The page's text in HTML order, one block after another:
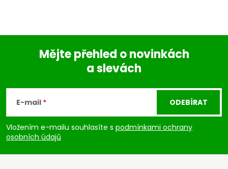
p
a
Mějte přehled o novinkách
a slevách
E-mail
Vložením e-mailu souhlasíte s podmínkami ochrany
osobních údajů
ODEBÍRAT